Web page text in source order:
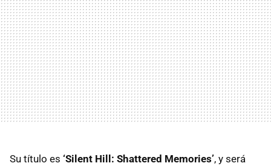
Su título es ‘Silent Hill: Shattered Memories’, y será